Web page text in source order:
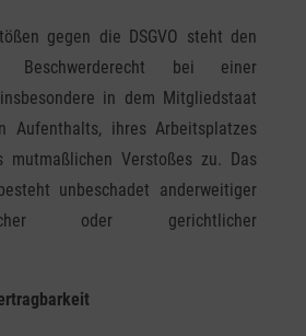
gegen die DSGVO steht den
Beschwerderecht bei einer
in dem Mitgliedstaat
Aufenthalts, ihres Arbeitsplatzes
mutmaßlichen Verstoßes zu. Das
unbeschadet anderweitiger
oder gerichtlicher